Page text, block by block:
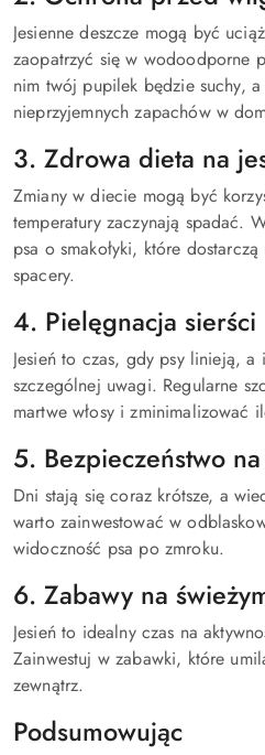
Jesienne deszcze mogą być
zaopatrzyć się w wodoodporne
nim twój pupilek będzie suchy,
nieprzyjemnych zapachów w
3. Zdrowa dieta na
Zmiany w diecie mogą być
temperatury zaczynają spadać.
psa o smakołyki, które
spacery.
4. Pielęgnacja sierści
Jesień to czas, gdy psy linieją, a
szczególnej uwagi. Regularne
martwe włosy i zminimalizować
5. Bezpieczeństwo
Dni stają się coraz krótsze, a
warto zainwestować w
widoczność psa po zmroku.
6. Zabawy na
Jesień to idealny czas na
Zainwestuj w zabawki, które
zewnątrz.
Podsumowując